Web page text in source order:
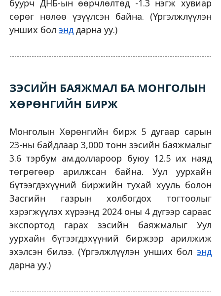
буурч ДНБ-ын өөрчлөлтөд -1.3 нэгж хувиар
сөрөг нөлөө үзүүлсэн байна. (Үргэлжлүүлэн
унших бол энддарна уу.)
ЗЭСИЙН БАЯЖМАЛ БА МОНГОЛЫН
ХӨРӨНГИЙН БИРЖ
Монголын Хөрөнгийн бирж 5 дугаар сарын
23-ны байдлаар 3,000 тонн зэсийн баяжмалыг
3.6 тэрбум ам.доллароор буюу 12.5 их наяд
төгрөгөөр арилжсан байна. Уул уурхайн
бүтээгдэхүүний биржийн тухай хууль болон
Засгийн газрын холбогдох тогтоолыг
хэрэгжүүлэх хүрээнд 2024 оны 4 дүгээр сараас
экспортод гарах зэсийн баяжмалыг Уул
уурхайн бүтээгдэхүүний биржээр арилжиж
эхэлсэн билээ. (Үргэлжлүүлэн унших бол энд
дарна уу.)